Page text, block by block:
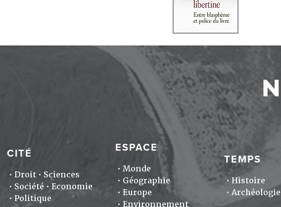
CITÉ
Droit
Sciences
Société
Economie
Politique
ESPACE
Monde
Géographie
Europe
Environnement
TEMPS
Histoire
Archéologie